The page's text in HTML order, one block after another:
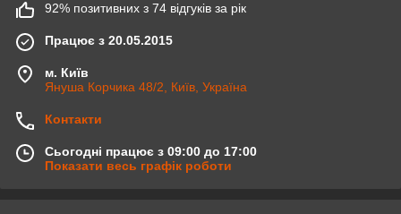
92% позитивних з 74 відгуків за рік
Працює з 20.05.2015
м. Київ
Януша Корчика 48/2, Київ, Україна
Контакти
Сьогодні працює з 09:00 до 17:00
Показати весь графік роботи